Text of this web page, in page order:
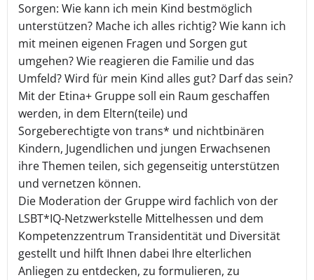
Sorgen: Wie kann ich mein Kind bestmöglich
unterstützen? Mache ich alles richtig? Wie kann ich
mit meinen eigenen Fragen und Sorgen gut
umgehen? Wie reagieren die Familie und das
Umfeld? Wird für mein Kind alles gut? Darf das sein?
Mit der Etina+ Gruppe soll ein Raum geschaffen
werden, in dem Eltern(teile) und
Sorgeberechtigte von trans* und nichtbinären
Kindern, Jugendlichen und jungen Erwachsenen
ihre Themen teilen, sich gegenseitig unterstützen
und vernetzen können.
Die Moderation der Gruppe wird fachlich von der
LSBT*IQ-Netzwerkstelle Mittelhessen und dem
Kompetenzzentrum Transidentität und Diversität
gestellt und hilft Ihnen dabei Ihre elterlichen
Anliegen zu entdecken, zu formulieren, zu